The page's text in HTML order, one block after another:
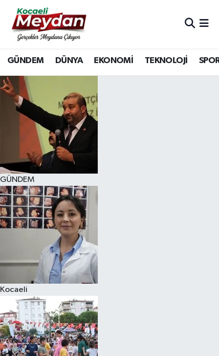
GÜNDEM DÜNYA EKONOMİ TEKNOLOJİ
GÜNDEM
Kocaeli
Nöbetçi Eczaneler
Hava Durumu
Trafik Durumu
Süper Lig Puan Durumu ve Fikstür
Tüm Manşetler
Son Dakika Haberleri
Haber Arşivi